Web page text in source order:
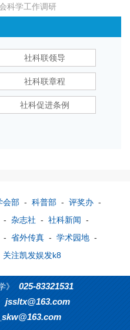
科学工作调研
社科联领导
社科联章程
社科促进条例
会部 - 科普部 - 评奖办 -
- 杂志社 - 社科新闻 -
- 省外传真 - 学术园地 -
关注凯发娱发k8
》 025-83321531
jssltx@163.com